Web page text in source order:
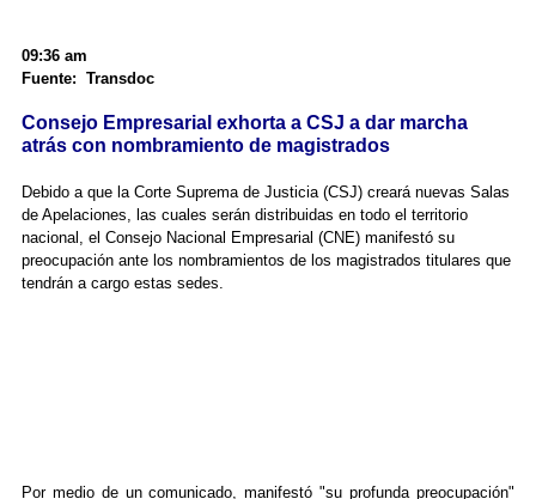
09:36 am
Fuente: Transdoc
Consejo Empresarial exhorta a CSJ a dar marcha
atrás con nombramiento de magistrados
Debido a que la Corte Suprema de Justicia (CSJ) creará nuevas Salas
de Apelaciones, las cuales serán distribuidas en todo el territorio
nacional, el Consejo Nacional Empresarial (CNE) manifestó su
preocupación ante los nombramientos de los magistrados titulares que
tendrán a cargo estas sedes.
Por medio de un comunicado, manifestó "su profunda preocupación"